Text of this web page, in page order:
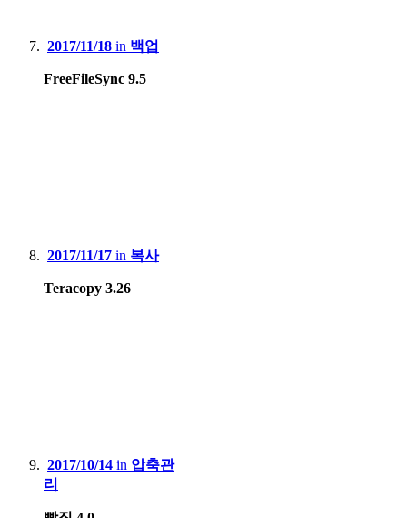
2017/11/18 in 백업
FreeFileSync 9.5
2017/11/17 in 복사
Teracopy 3.26
2017/10/14 in 압축관
리